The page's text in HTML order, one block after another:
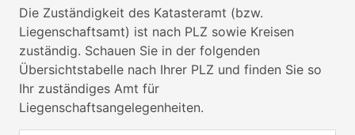
Die Zuständigkeit des Katasteramt (bzw.
Liegenschaftsamt) ist nach PLZ sowie Kreisen
zuständig. Schauen Sie in der folgenden
Übersichtstabelle nach Ihrer PLZ und finden Sie so
Ihr zuständiges Amt für
Liegenschaftsangelegenheiten.